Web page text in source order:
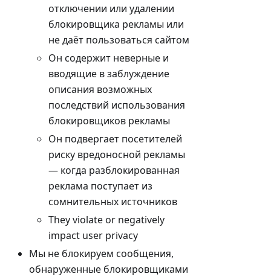
отключении или удалении
блокировщика рекламы или
не даёт пользоваться сайтом
Он содержит неверные и
вводящие в заблуждение
описания возможных
последствий использования
блокировщиков рекламы
Он подвергает посетителей
риску вредоносной рекламы
— когда разблокированная
реклама поступает из
сомнительных источников
They violate or negatively
impact user privacy
Мы не блокируем сообщения,
обнаруженные блокировщиками